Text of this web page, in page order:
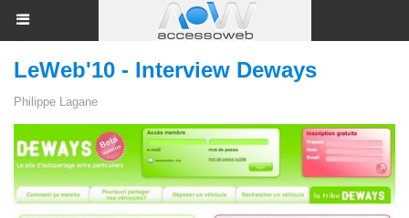
LeWeb'10 - Interview Deways
Philippe Lagane